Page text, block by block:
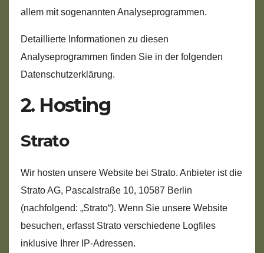
allem mit sogenannten Analyseprogrammen.
Detaillierte Informationen zu diesen
Analyseprogrammen finden Sie in der folgenden
Datenschutzerklärung.
2. Hosting
Strato
Wir hosten unsere Website bei Strato. Anbieter ist die
Strato AG, Pascalstraße 10, 10587 Berlin
(nachfolgend: „Strato“). Wenn Sie unsere Website
besuchen, erfasst Strato verschiedene Logfiles
inklusive Ihrer IP-Adressen.